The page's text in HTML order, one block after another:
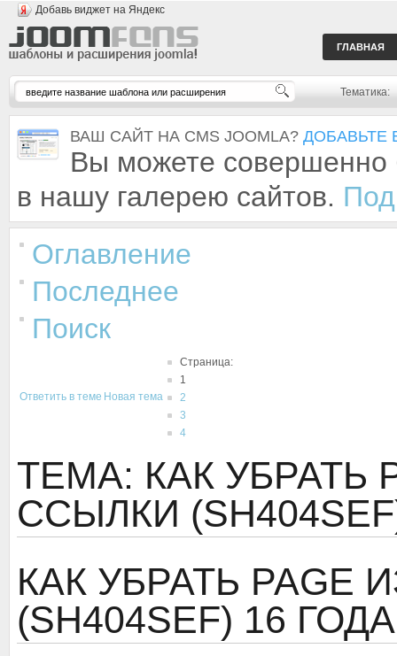
Добавь виджет на Яндекс
ГЛАВНАЯ
Тематика:
ВАШ САЙТ НА CMS JOOMLA? ДОБАВЬТЕ
Вы можете совершенно
в нашу галерею сайтов.
Оглавление
Последнее
Поиск
Ответить в теме Новая тема
Страница:
1
2
3
4
ТЕМА: КАК УБРАТЬ
ССЫЛКИ
КАК УБРАТЬ PAGE
(SH404SEF) 16